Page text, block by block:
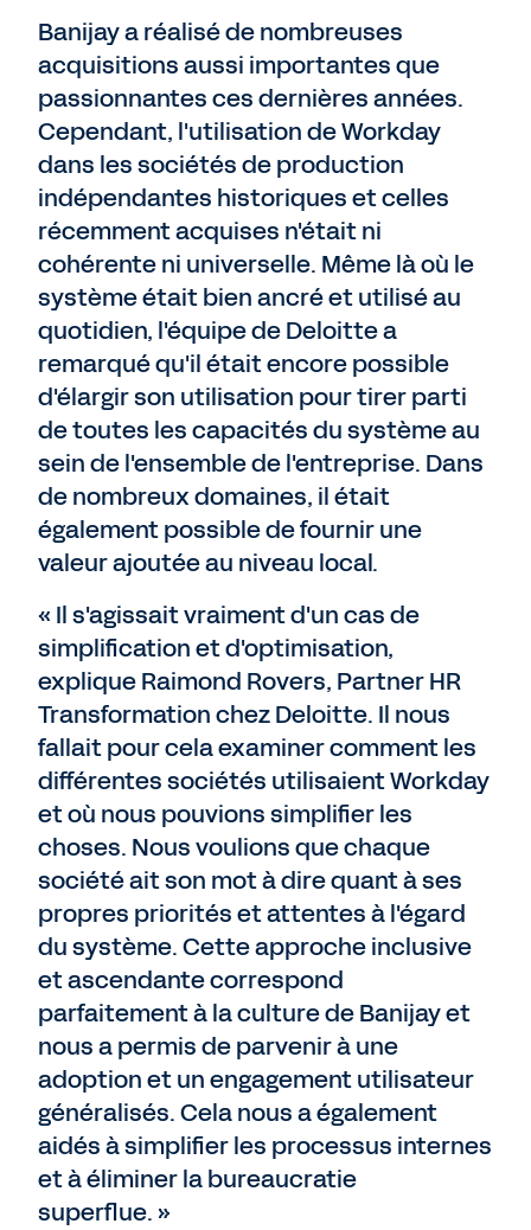
Banijay a réalisé de nombreuses
acquisitions aussi importantes que
passionnantes ces dernières années.
Cependant, l'utilisation de Workday
dans les sociétés de production
indépendantes historiques et celles
récemment acquises n'était ni
cohérente ni universelle. Même là où le
système était bien ancré et utilisé au
quotidien, l'équipe de Deloitte a
remarqué qu'il était encore possible
d'élargir son utilisation pour tirer parti
de toutes les capacités du système au
sein de l'ensemble de l'entreprise. Dans
de nombreux domaines, il était
également possible de fournir une
valeur ajoutée au niveau local.
« Il s'agissait vraiment d'un cas de
simplification et d'optimisation,
explique Raimond Rovers, Partner HR
Transformation chez Deloitte. Il nous
fallait pour cela examiner comment les
différentes sociétés utilisaient Workday
et où nous pouvions simplifier les
choses. Nous voulions que chaque
société ait son mot à dire quant à ses
propres priorités et attentes à l'égard
du système. Cette approche inclusive
et ascendante correspond
parfaitement à la culture de Banijay et
nous a permis de parvenir à une
adoption et un engagement utilisateur
généralisés. Cela nous a également
aidés à simplifier les processus internes
et à éliminer la bureaucratie
superflue. »